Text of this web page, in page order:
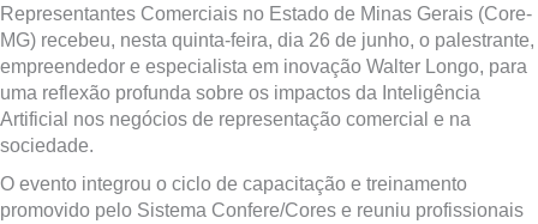
Representantes Comerciais no Estado de Minas Gerais (Core-
MG) recebeu, nesta quinta-feira, dia 26 de junho, o palestrante,
empreendedor e especialista em inovação Walter Longo, para
uma reflexão profunda sobre os impactos da Inteligência
Artificial nos negócios de representação comercial e na
sociedade.
O evento integrou o ciclo de capacitação e treinamento
promovido pelo Sistema Confere/Cores e reuniu profissionais